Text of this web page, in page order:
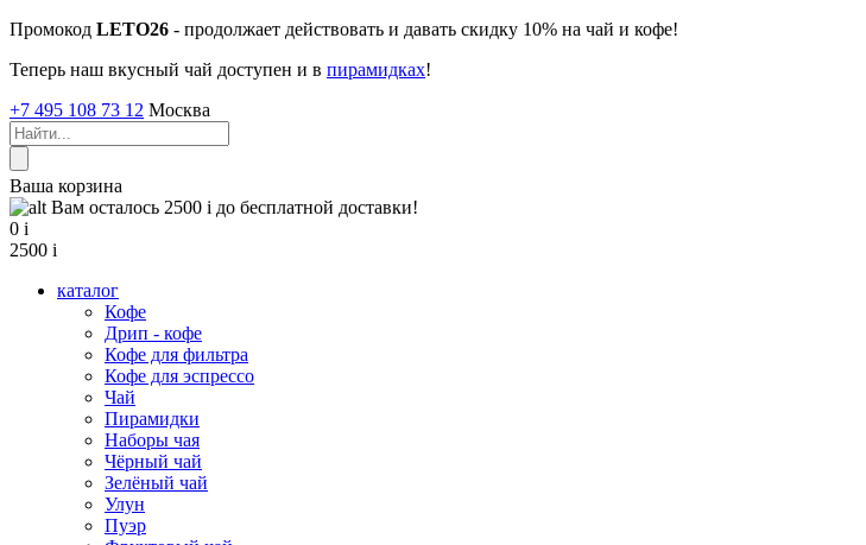
Промокод LETO26 - продолжает действовать и давать скидку 10% на чай и кофе!
Теперь наш вкусный чай доступен и в пирамидках!
+7 495 108 73 12 Москва
Ваша корзина
Вам осталось 2500 i до бесплатной доставки!
0 i
2500 i
каталог
Кофе
Дрип - кофе
Кофе для фильтра
Кофе для эспрессо
Чай
Пирамидки
Наборы чая
Чёрный чай
Зелёный чай
Улун
Пуэр